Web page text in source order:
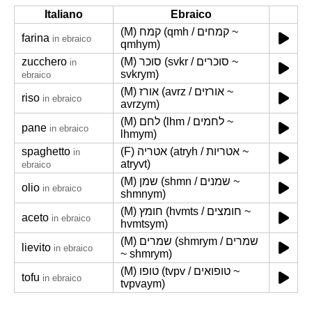
Italiano
Ebraico
farina in ebraico
(M) קמח (qmh / קמחים ~
qmhym)
zucchero in
ebraico
(M) סוכר (svkr / סוכרים ~
svkrym)
riso in ebraico
(M) אורז (avrz / אורזים ~
avrzym)
pane in ebraico
(M) לחם (lhm / לחמים ~
lhmym)
spaghetto in
ebraico
(F) אטריה (atryh / אטריות ~
atryvt)
olio in ebraico
(M) שמן (shmn / שמנים ~
shmnym)
aceto in ebraico
(M) חומץ (hvmts / חומצים ~
hvmtsym)
lievito in ebraico
(M) שמרים (shmrym / שמרים
~ shmrym)
tofu in ebraico
(M) טופו (tvpv / טופואים ~
tvpvaym)